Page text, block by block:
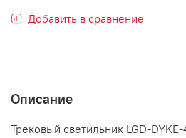
Добавить в сравнение
Описание
Трековый светильник LGD-